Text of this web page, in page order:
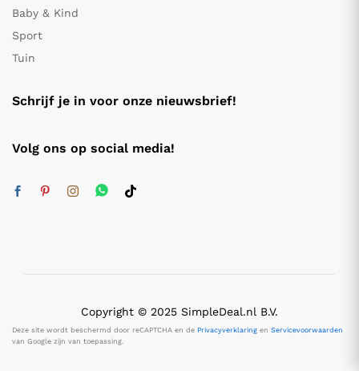
Baby & Kind
Sport
Tuin
Schrijf je in voor onze nieuwsbrief!
Volg ons op social media!
Copyright © 2025 SimpleDeal.nl B.V.
Deze site wordt beschermd door reCAPTCHA en de Privacyverklaring en Servicevoorwaarden
van Google zijn van toepassing.